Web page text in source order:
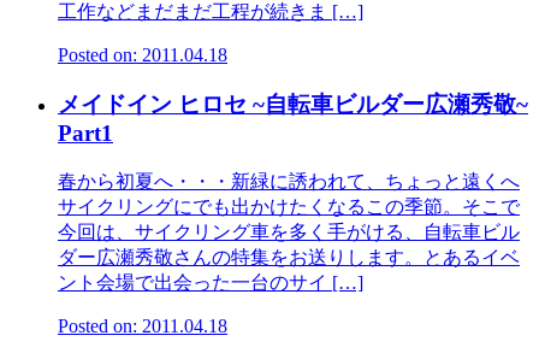
工作などまだまだ工程が続きま […]
Posted on: 2011.04.18
メイドイン ヒロセ ~自転車ビルダー広瀬秀敬~
Part1
春から初夏へ・・・新緑に誘われて、ちょっと遠くへ
サイクリングにでも出かけたくなるこの季節。そこで
今回は、サイクリング車を多く手がける、自転車ビル
ダー広瀬秀敬さんの特集をお送りします。とあるイベ
ント会場で出会った一台のサイ […]
Posted on: 2011.04.18